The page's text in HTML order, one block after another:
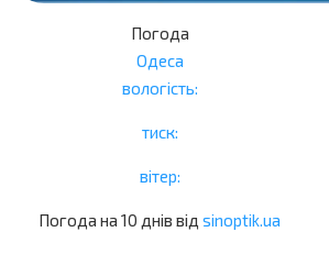
Погода
Одеса
вологість:
тиск:
вітер:
Погода на 10 днів від sinoptik.ua